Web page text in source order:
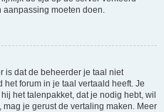
moeten doen.
is dat de beheerder je taal niet
forum in je taal vertaald heeft. Je
het talenpakket, dat je nodig hebt, wil
je gerust de vertaling maken. Meer